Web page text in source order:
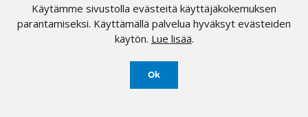
Käytämme sivustolla evästeitä käyttäjäkokemuksen
parantamiseksi. Käyttämällä palvelua hyväksyt evästeiden
käytön. Lue lisää.
Ok